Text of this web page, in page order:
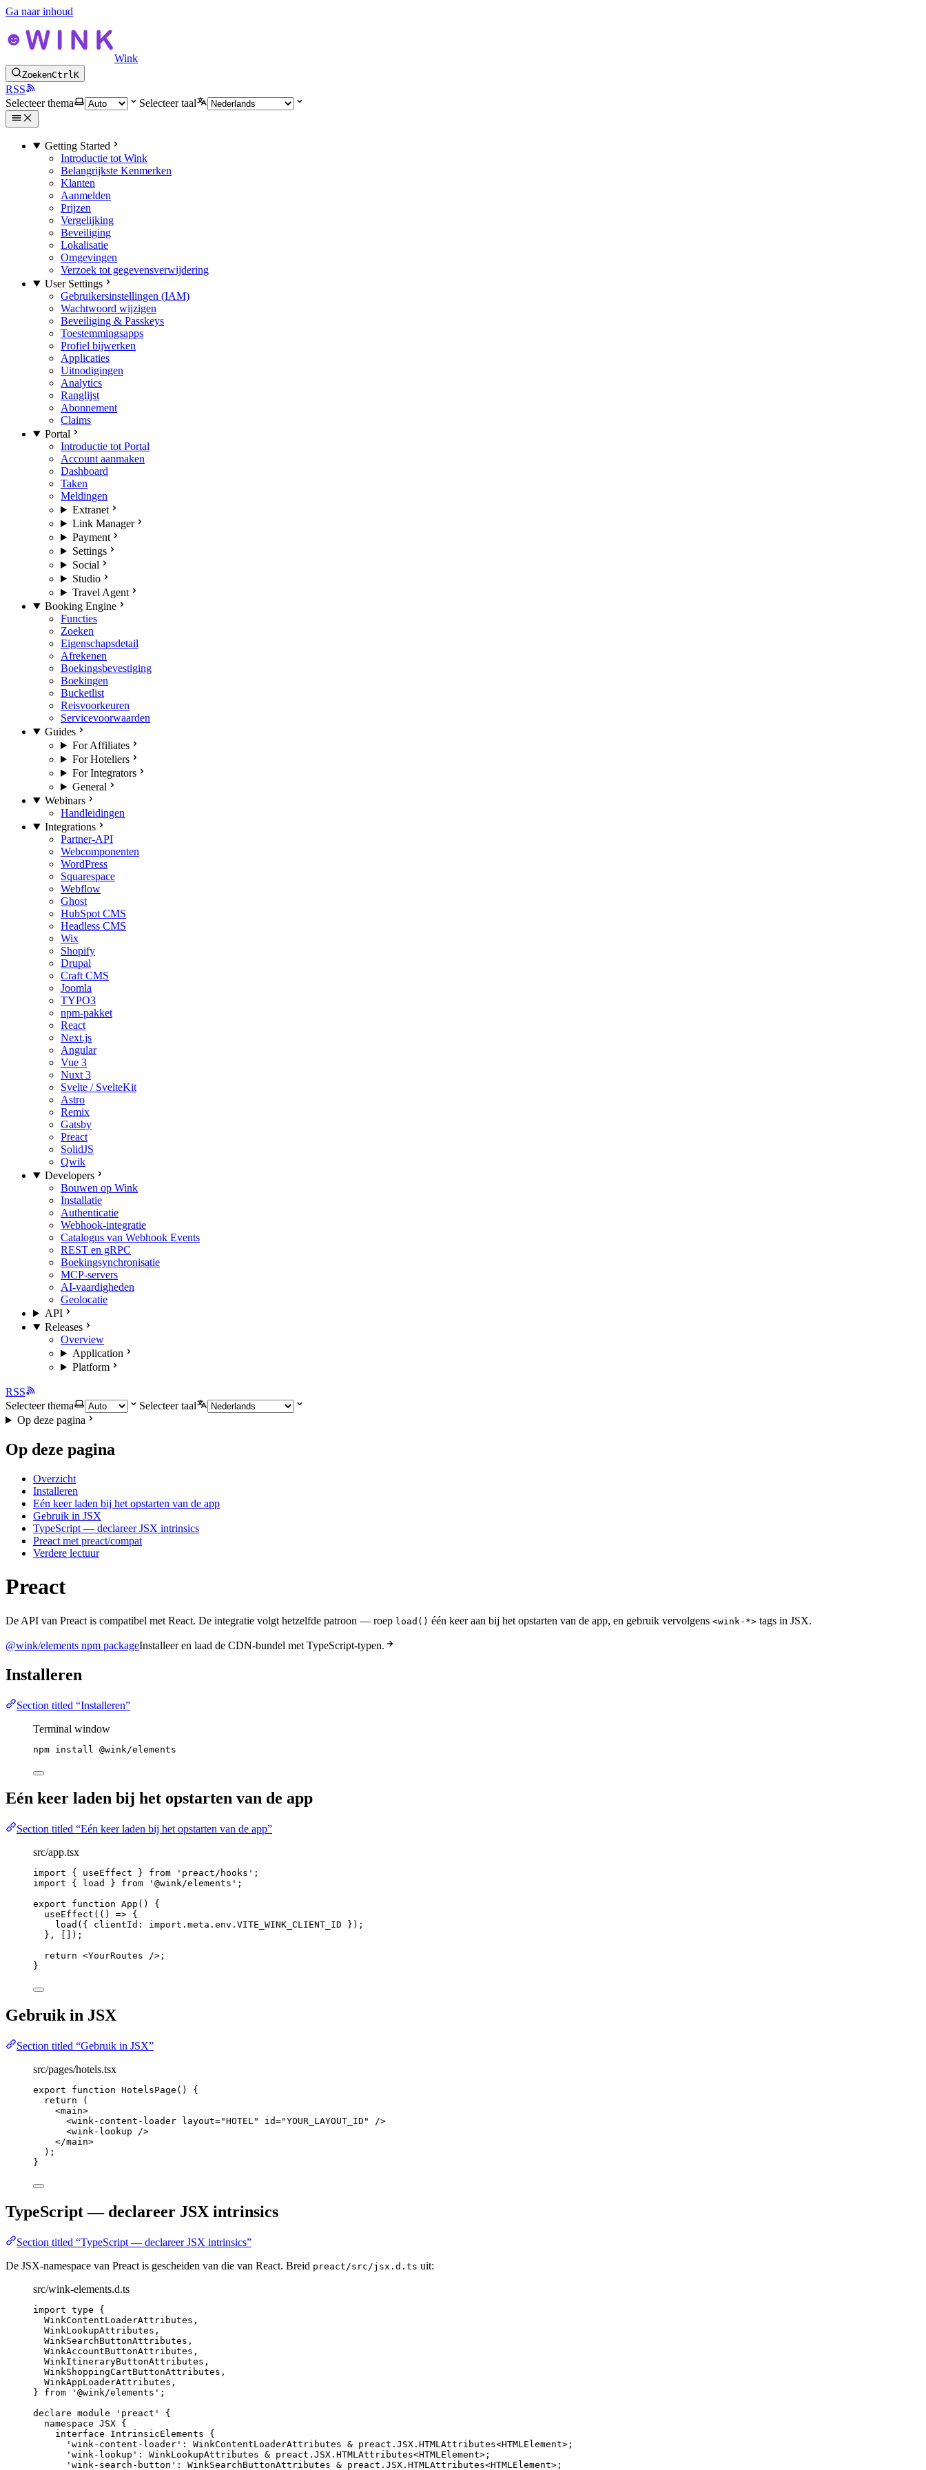
Ga naar inhoud
Wink
ZoekenCtrlK
RSS
Selecteer thema
Selecteer taal
Getting Started
Introductie tot Wink
Belangrijkste Kenmerken
Klanten
Aanmelden
Prijzen
Vergelijking
Beveiliging
Lokalisatie
Omgevingen
Verzoek tot gegevensverwijdering
User Settings
Gebruikersinstellingen (IAM)
Wachtwoord wijzigen
Beveiliging & Passkeys
Toestemmingsapps
Profiel bijwerken
Applicaties
Uitnodigingen
Analytics
Ranglijst
Abonnement
Claims
Portal
Introductie tot Portal
Account aanmaken
Dashboard
Taken
Meldingen
Extranet
Link Manager
Payment
Settings
Social
Studio
Travel Agent
Booking Engine
Functies
Zoeken
Eigenschapsdetail
Afrekenen
Boekingsbevestiging
Boekingen
Bucketlist
Reisvoorkeuren
Servicevoorwaarden
Guides
For Affiliates
For Hoteliers
For Integrators
General
Webinars
Handleidingen
Integrations
Partner-API
Webcomponenten
WordPress
Squarespace
Webflow
Ghost
HubSpot CMS
Headless CMS
Wix
Shopify
Drupal
Craft CMS
Joomla
TYPO3
npm-pakket
React
Next.js
Angular
Vue 3
Nuxt 3
Svelte / SvelteKit
Astro
Remix
Gatsby
Preact
SolidJS
Qwik
Developers
Bouwen op Wink
Installatie
Authenticatie
Webhook-integratie
Catalogus van Webhook Events
REST en gRPC
Boekingsynchronisatie
MCP-servers
AI-vaardigheden
Geolocatie
API
Releases
Overview
Application
Platform
RSS
Selecteer thema
Selecteer taal
Op deze pagina
Op deze pagina
Overzicht
Installeren
Eén keer laden bij het opstarten van de app
Gebruik in JSX
TypeScript — declareer JSX intrinsics
Preact met preact/compat
Verdere lectuur
Preact
De API van Preact is compatibel met React. De integratie volgt hetzelfde patroon — roep load() één keer aan bij het opstarten van de app, en gebruik vervolgens <wink-*> tags in JSX.
@wink/elements npm packageInstalleer en laad de CDN-bundel met TypeScript-typen.
Installeren
Section titled “Installeren”
Terminal window
npm install @wink/elements
Eén keer laden bij het opstarten van de app
Section titled “Eén keer laden bij het opstarten van de app”
src/app.tsx
import { useEffect } from ' preact/hooks ' ;
import { load } from ' @wink/elements ' ;
export
function App ()
{
useEffect ( () => {
load ({ clientId: import. meta . env . VITE_WINK_CLIENT_ID });
} ,
[]);
return <YourRoutes /> ;
}
Gebruik in JSX
Section titled “Gebruik in JSX”
src/pages/hotels.tsx
export function HotelsPage ()
{
return (
<main>
<wink-content-loader layout="HOTEL" id="YOUR_LAYOUT_ID "
/>
<wink-lookup />
</main>
);
}
TypeScript — declareer JSX intrinsics
Section titled “TypeScript — declareer JSX intrinsics”
De JSX-namespace van Preact is gescheiden van die van React. Breid preact/src/jsx.d.ts uit:
src/wink-elements.d.ts
import type {
WinkContentLoaderAttributes,
WinkLookupAttributes,
WinkSearchButtonAttributes,
WinkAccountButtonAttributes,
WinkItineraryButtonAttributes,
WinkShoppingCartButtonAttributes,
WinkAppLoaderAttributes,
} from ' @wink/elements ' ;
declare module ' preact '
{
namespace JSX {
interface IntrinsicElements {
' wink-content-loader ' : WinkContentLoaderAttributes & preact . JSX . HTMLAttributes<HTMLElement>;
' wink-lookup ' : WinkLookupAttributes & preact . JSX . HTMLAttributes<HTMLElement>;
' wink-search-button ' : WinkSearchButtonAttributes & preact . JSX . HTMLAttributes<HTMLElement>;